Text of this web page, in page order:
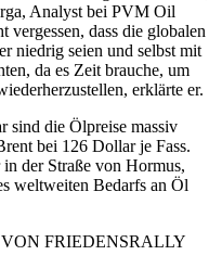
Analyst bei PVM Oil
vergessen, dass die globalen
niedrig seien und selbst mit
da es Zeit brauche, um
erklärte er.
sind die Ölpreise massiv
bei 126 Dollar je Fass.
der Straße von Hormus,
weltweiten Bedarfs an Öl
FRIEDENSRALLY